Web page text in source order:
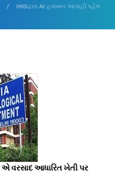
/ IMDદ્વારા AI હવામાન આગાહી પહેલ
એ વરસાદ આધારિત ખેતી પર